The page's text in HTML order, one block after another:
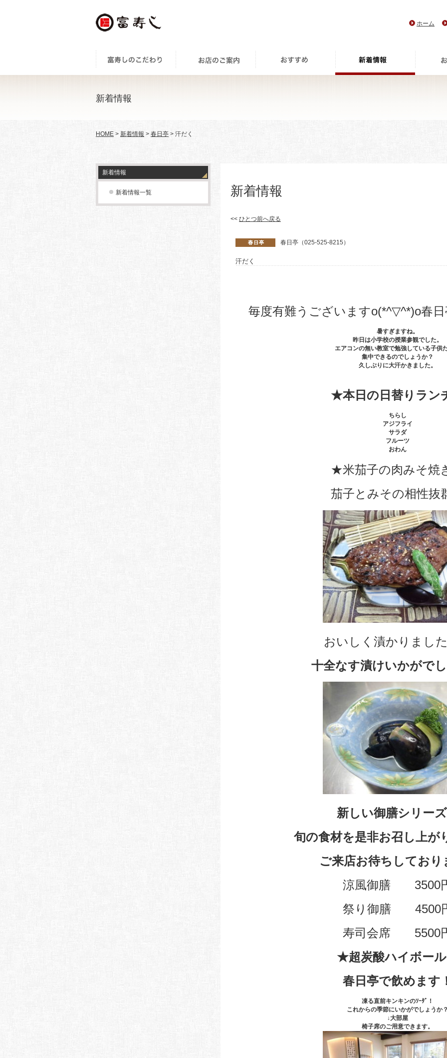
ホーム
新着情報
HOME > 新着情報 > 春日亭 > 汗だく
新着情報
新着情報一覧 新着情報
<< ひとつ前へ戻る
春日亭（025-525-8215）
汗だく
毎度有難うございますo(*^▽^*)o春
暑すぎますね。
昨日は小学校の授業参観でした。
エアコンの無い教室で勉強している子供
集中できるのでしょうか？
久しぶりに大汗かきました。
★本日の日替りラン
ちらし
アジフライ
サラダ
フルーツ
おわん
★米茄子の肉みそ焼
茄子とみその相性抜
おいしく漬かりまし
十全なす漬けいかがで
新しい御膳シリー
旬の食材を是非お召し上が
ご来店お待ちしており
涼風御膳 3500
祭り御膳 4500
寿司会席 5500
★超炭酸ハイボー
春日亭で飲めます
凍る直前キンキンのｿｰﾀﾞ！
これからの季節にいかがでしょうか
↓大部屋
椅子席のご用意できます。